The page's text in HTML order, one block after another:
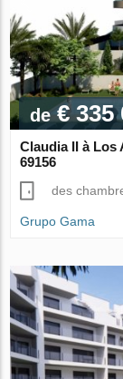
de€ 335
Claudia II à Los
69156
des
Grupo Gama